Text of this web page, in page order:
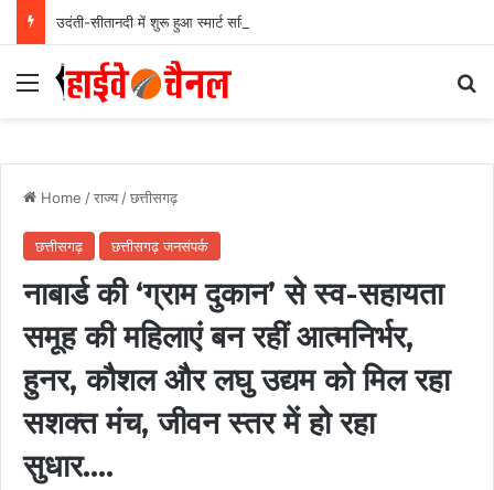
Menu
Home /राज्य /छत्तीसगढ़
छत्तीसगढ़ छत्तीसगढ़ जनसंपर्क
नाबार्ड की ‘ग्राम दुकान’ से स्व-सहायता
समूह की महिलाएं बन रहीं आत्मनिर्भर,
हुनर, कौशल और लघु उद्यम को मिल रहा
सशक्त मंच, जीवन स्तर में हो रहा
सुधार….